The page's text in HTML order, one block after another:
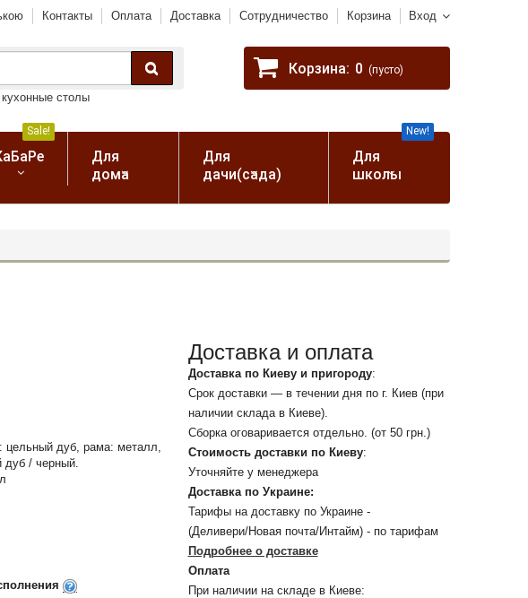
Вход
Контакты Оплата Доставка Сотрудничество Корзина
кухонные столы
Корзина: 0 (пусто)
Sale!
Для
дома
Для
дачи(сада)
Для
школы
New!
цельный дуб, рама: металл,
дуб / черный.
Доставка и оплата
Доставка по Киеву и пригороду:
Срок доставки — в течении дня по г. Киев (при
наличии склада в Киеве).
Сборка оговаривается отдельно. (от 50 грн.)
Стоимость доставки по Киеву:
Уточняйте у менеджера
Доставка по Украине:
Тарифы на доставку по Украине -
(Деливери/Новая почта/Интайм) - по тарифам
Подробнее о доставке
Оплата
При наличии на складе в Киеве: